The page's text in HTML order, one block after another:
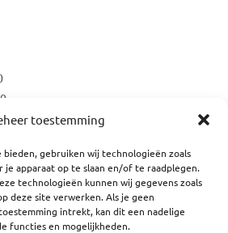
toestemming
gebruiken wij technologieën zoals
je apparaat op te slaan en/of te raadplegen.
technologieën kunnen wij gegevens zoals
deze site verwerken. Als je geen
intrekt, kan dit een nadelige
functies en mogelijkheden.